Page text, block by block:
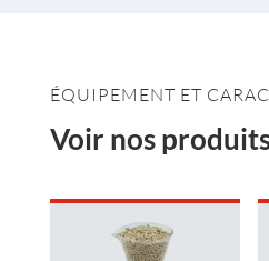
ÉQUIPEMENT ET
Voir nos